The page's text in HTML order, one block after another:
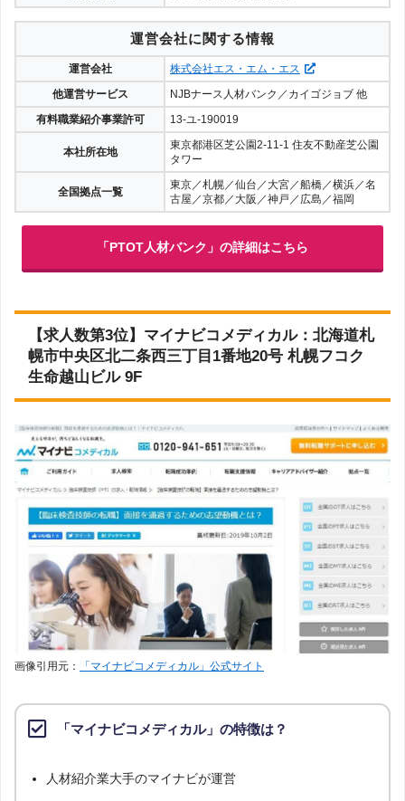
運営会社に関する情報
運営会社
株式会社エス・エム・エス
他運営サービス
NJBナース人材バンク／カイゴジョブ 他
有料職業紹介事業許可
13-ユ-190019
本社所在地
東京都港区芝公園2-11-1 住友不動産芝公園
タワー
全国拠点一覧
東京／札幌／仙台／大宮／船橋／横浜／名
古屋／京都／大阪／神戸／広島／福岡
「PTOT人材バンク」の詳細はこちら
【求人数第3位】マイナビコメディカル：北海道札
幌市中央区北二条西三丁目1番地20号 札幌フコク
生命越山ビル 9F
画像引用元： 「マイナビコメディカル」公式サイト
「マイナビコメディカル」の特徴は？
人材紹介業大手のマイナビが運営